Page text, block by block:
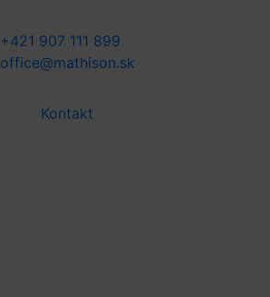
+421 907 111 899
office@mathison.sk
Kontakt